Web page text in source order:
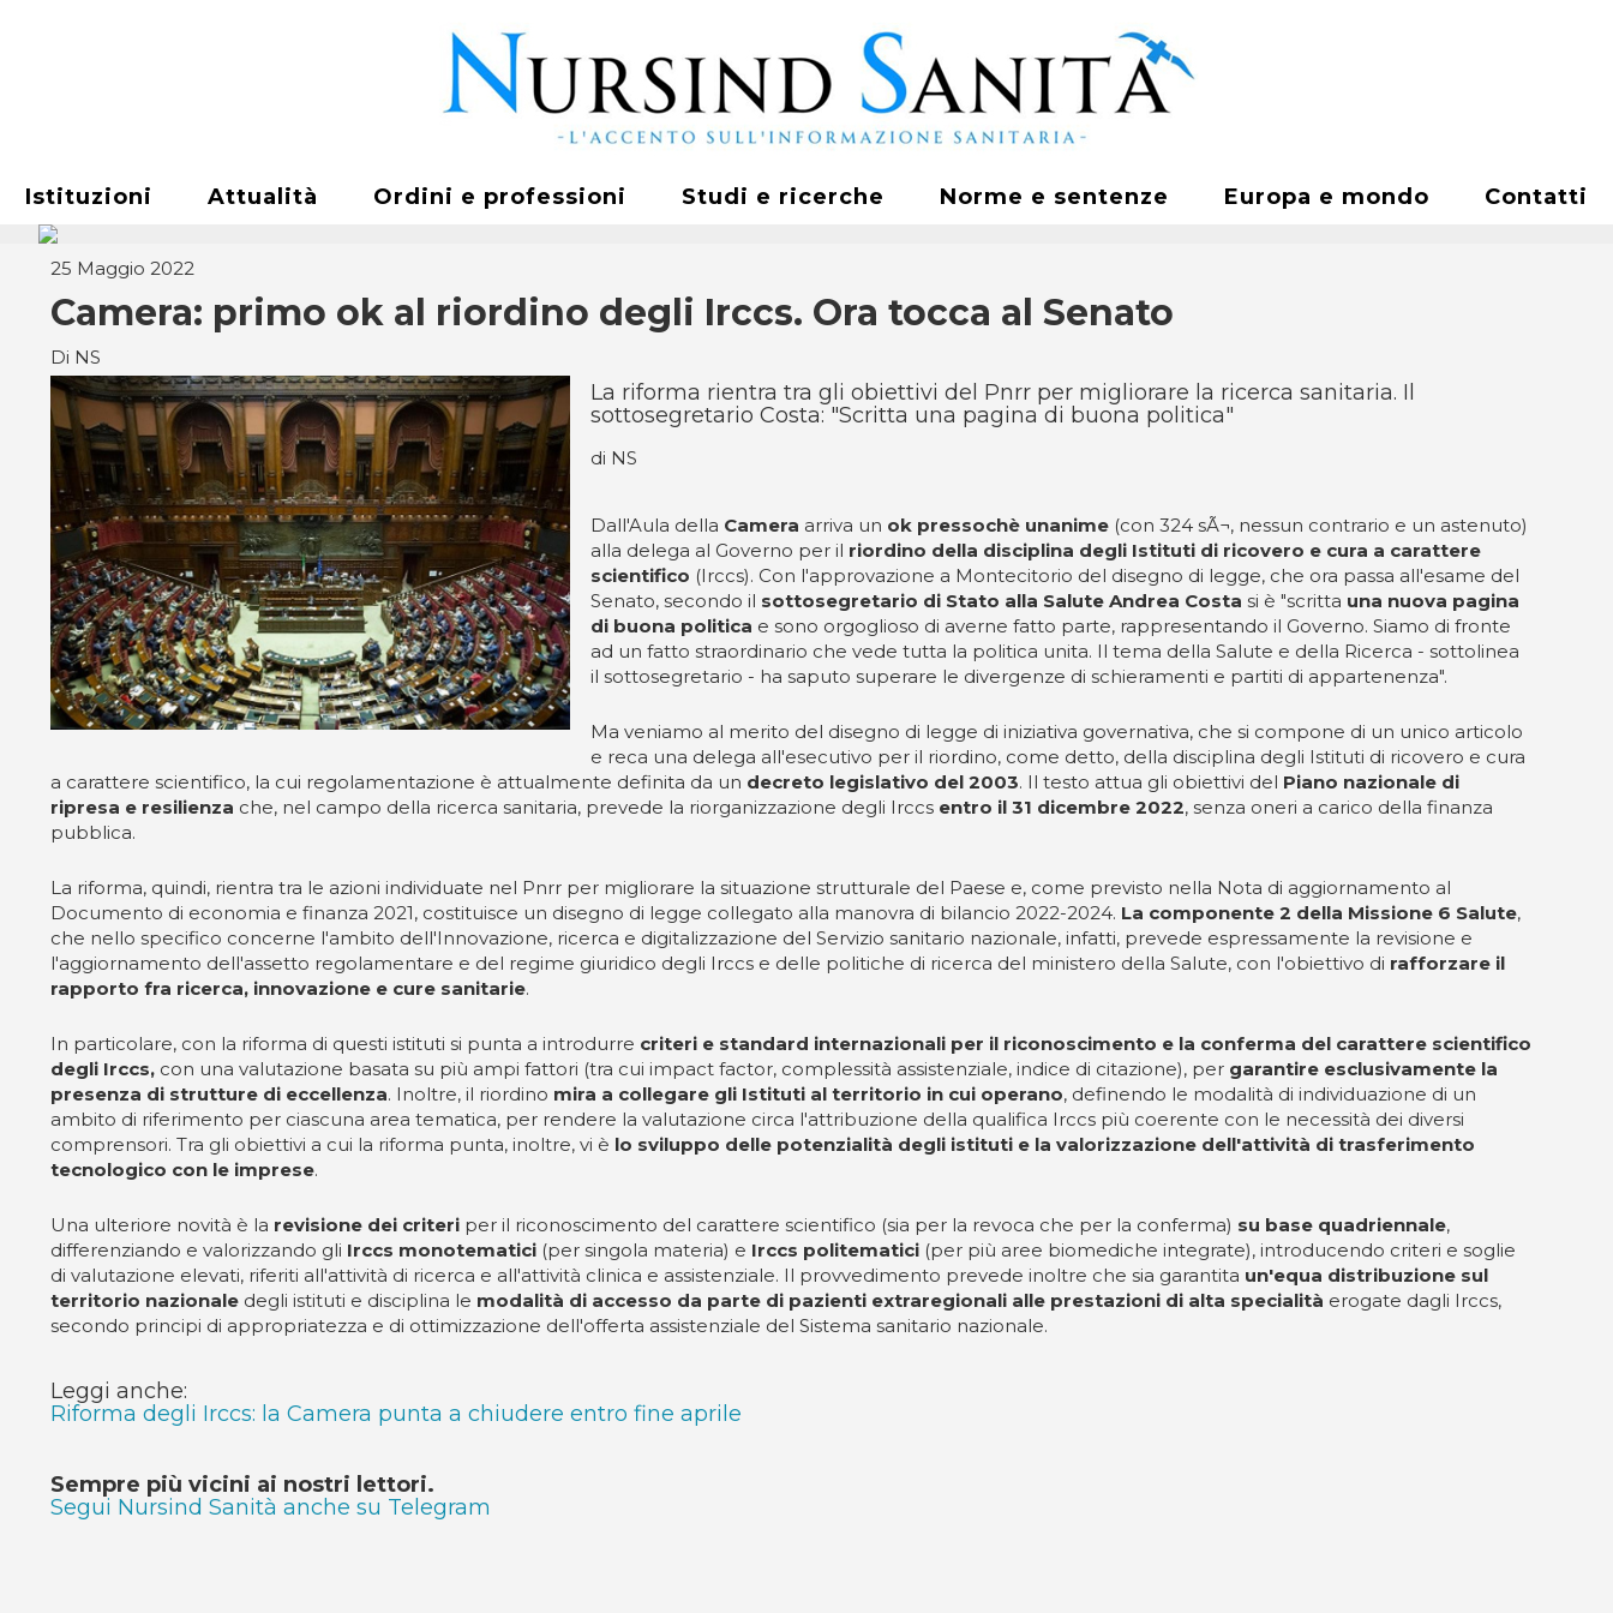
Istituzioni Attualità Ordini e professioni Studi e ricerche Norme e sentenze Europa e mondo Contatti
25 Maggio 2022
Camera: primo ok al riordino degli Irccs. Ora tocca al Senato
Di NS
La riforma rientra tra gli obiettivi del Pnrr per migliorare la ricerca sanitaria. Il
sottosegretario Costa: "Scritta una pagina di buona politica"
di NS
Dall'Aula della Camera arriva un ok pressochè unanime (con 324 sÃ¬, nessun contrario e un astenuto)
alla delega al Governo per il riordino della disciplina degli Istituti di ricovero e cura a carattere
scientifico (Irccs). Con l'approvazione a Montecitorio del disegno di legge, che ora passa all'esame del
Senato, secondo il sottosegretario di Stato alla Salute Andrea Costa si è "scritta una nuova pagina
di buona politica e sono orgoglioso di averne fatto parte, rappresentando il Governo. Siamo di fronte
ad un fatto straordinario che vede tutta la politica unita. Il tema della Salute e della Ricerca - sottolinea
il sottosegretario - ha saputo superare le divergenze di schieramenti e partiti di appartenenza".
Ma veniamo al merito del disegno di legge di iniziativa governativa, che si compone di un unico articolo
e reca una delega all'esecutivo per il riordino, come detto, della disciplina degli Istituti di ricovero e cura
a carattere scientifico, la cui regolamentazione è attualmente definita da un decreto legislativo del 2003. Il testo attua gli obiettivi del Piano nazionale di
ripresa e resilienza che, nel campo della ricerca sanitaria, prevede la riorganizzazione degli Irccs entro il 31 dicembre 2022, senza oneri a carico della finanza
pubblica.
La riforma, quindi, rientra tra le azioni individuate nel Pnrr per migliorare la situazione strutturale del Paese e, come previsto nella Nota di aggiornamento al
Documento di economia e finanza 2021, costituisce un disegno di legge collegato alla manovra di bilancio 2022-2024. La componente 2 della Missione 6 Salute,
che nello specifico concerne l'ambito dell'Innovazione, ricerca e digitalizzazione del Servizio sanitario nazionale, infatti, prevede espressamente la revisione e
l'aggiornamento dell'assetto regolamentare e del regime giuridico degli Irccs e delle politiche di ricerca del ministero della Salute, con l'obiettivo di rafforzare il
rapporto fra ricerca, innovazione e cure sanitarie.
In particolare, con la riforma di questi istituti si punta a introdurre criteri e standard internazionali per il riconoscimento e la conferma del carattere scientifico
degli Irccs, con una valutazione basata su più ampi fattori (tra cui impact factor, complessità assistenziale, indice di citazione), per garantire esclusivamente la
presenza di strutture di eccellenza. Inoltre, il riordino mira a collegare gli Istituti al territorio in cui operano, definendo le modalità di individuazione di un
ambito di riferimento per ciascuna area tematica, per rendere la valutazione circa l'attribuzione della qualifica Irccs più coerente con le necessità dei diversi
comprensori. Tra gli obiettivi a cui la riforma punta, inoltre, vi è lo sviluppo delle potenzialità degli istituti e la valorizzazione dell'attività di trasferimento
tecnologico con le imprese.
Una ulteriore novità è la revisione dei criteri per il riconoscimento del carattere scientifico (sia per la revoca che per la conferma) su base quadriennale,
differenziando e valorizzando gli Irccs monotematici (per singola materia) e Irccs politematici (per più aree biomediche integrate), introducendo criteri e soglie
di valutazione elevati, riferiti all'attività di ricerca e all'attività clinica e assistenziale. Il provvedimento prevede inoltre che sia garantita un'equa distribuzione sul
territorio nazionale degli istituti e disciplina le modalità di accesso da parte di pazienti extraregionali alle prestazioni di alta specialità erogate dagli Irccs,
secondo principi di appropriatezza e di ottimizzazione dell'offerta assistenziale del Sistema sanitario nazionale.
Leggi anche:
Riforma degli Irccs: la Camera punta a chiudere entro fine aprile
Sempre più vicini ai nostri lettori.
Segui Nursind Sanità anche su Telegram